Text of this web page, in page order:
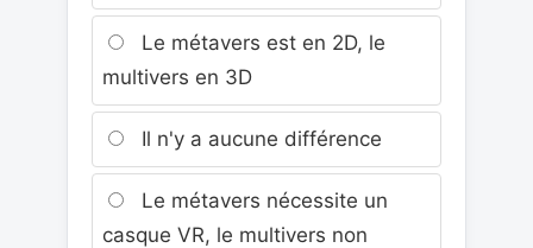
Le métavers est en 2D, le
multivers en 3D
Il n'y a aucune différence
Le métavers nécessite un
casque VR, le multivers non